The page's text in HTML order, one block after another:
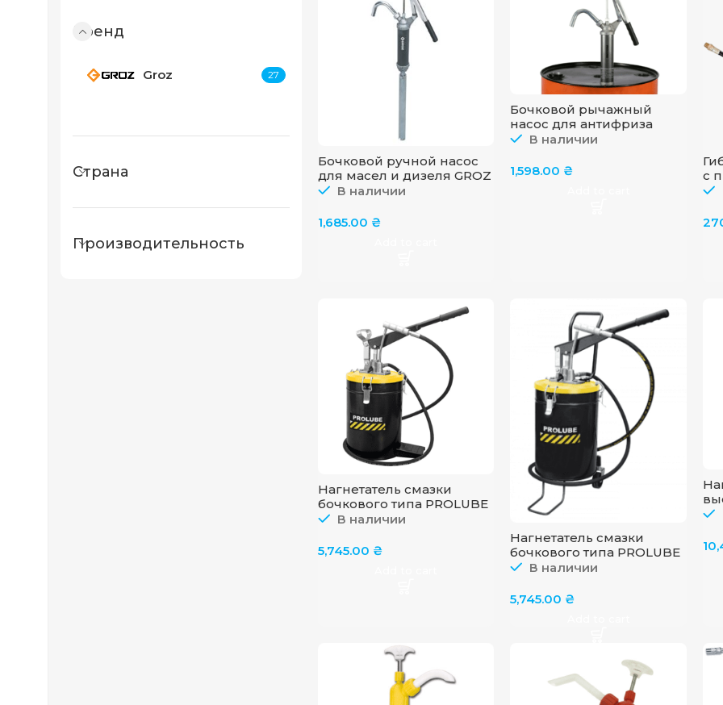
Бренд
Groz 27
Страна
Производительность
Бочковой ручной насос
для масел и дизеля GROZ
44100 LBP/04
В наличии
1,685.00 ₴
Бочковой рычажный
насос для антифриза
PROLUBE PL-44120
В наличии
1,598.00 ₴
с
Нагнетатель смазки
бочкового типа PROLUBE
44285В наличии
5,745.00 ₴
Нагнетатель смазки
бочкового типа PROLUBE
44295В наличии
5,745.00 ₴